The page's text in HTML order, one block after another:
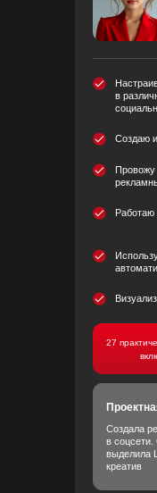
в
Работаю
Создаю
Провожу
Создала
в
выделила
креатив
27